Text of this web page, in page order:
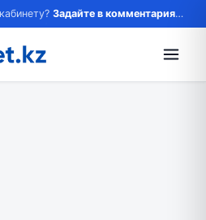
Задайте в комментариях — ответим!